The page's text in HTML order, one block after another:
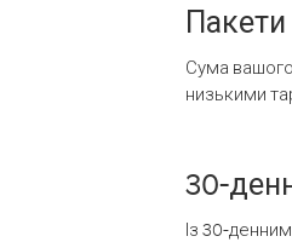
Сума
низькими
30-
Із 30-